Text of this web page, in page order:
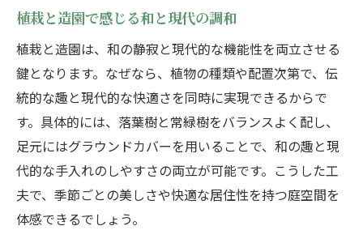
植栽と造園で感じる和と現代の調和
植栽と造園は、和の静寂と現代的な機能性を両立させる
鍵となります。なぜなら、植物の種類や配置次第で、伝
統的な趣と現代的な快適さを同時に実現できるからで
す。具体的には、落葉樹と常緑樹をバランスよく配し、
足元にはグラウンドカバーを用いることで、和の趣と現
代的な手入れのしやすさの両立が可能です。こうした工
夫で、季節ごとの美しさや快適な居住性を持つ庭空間を
体感できるでしょう。